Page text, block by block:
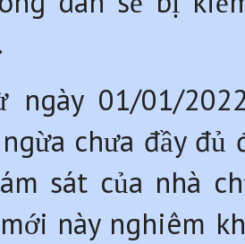
ngày 01/01/
chưa đầy đủ
sát của nhà
này nghiêm